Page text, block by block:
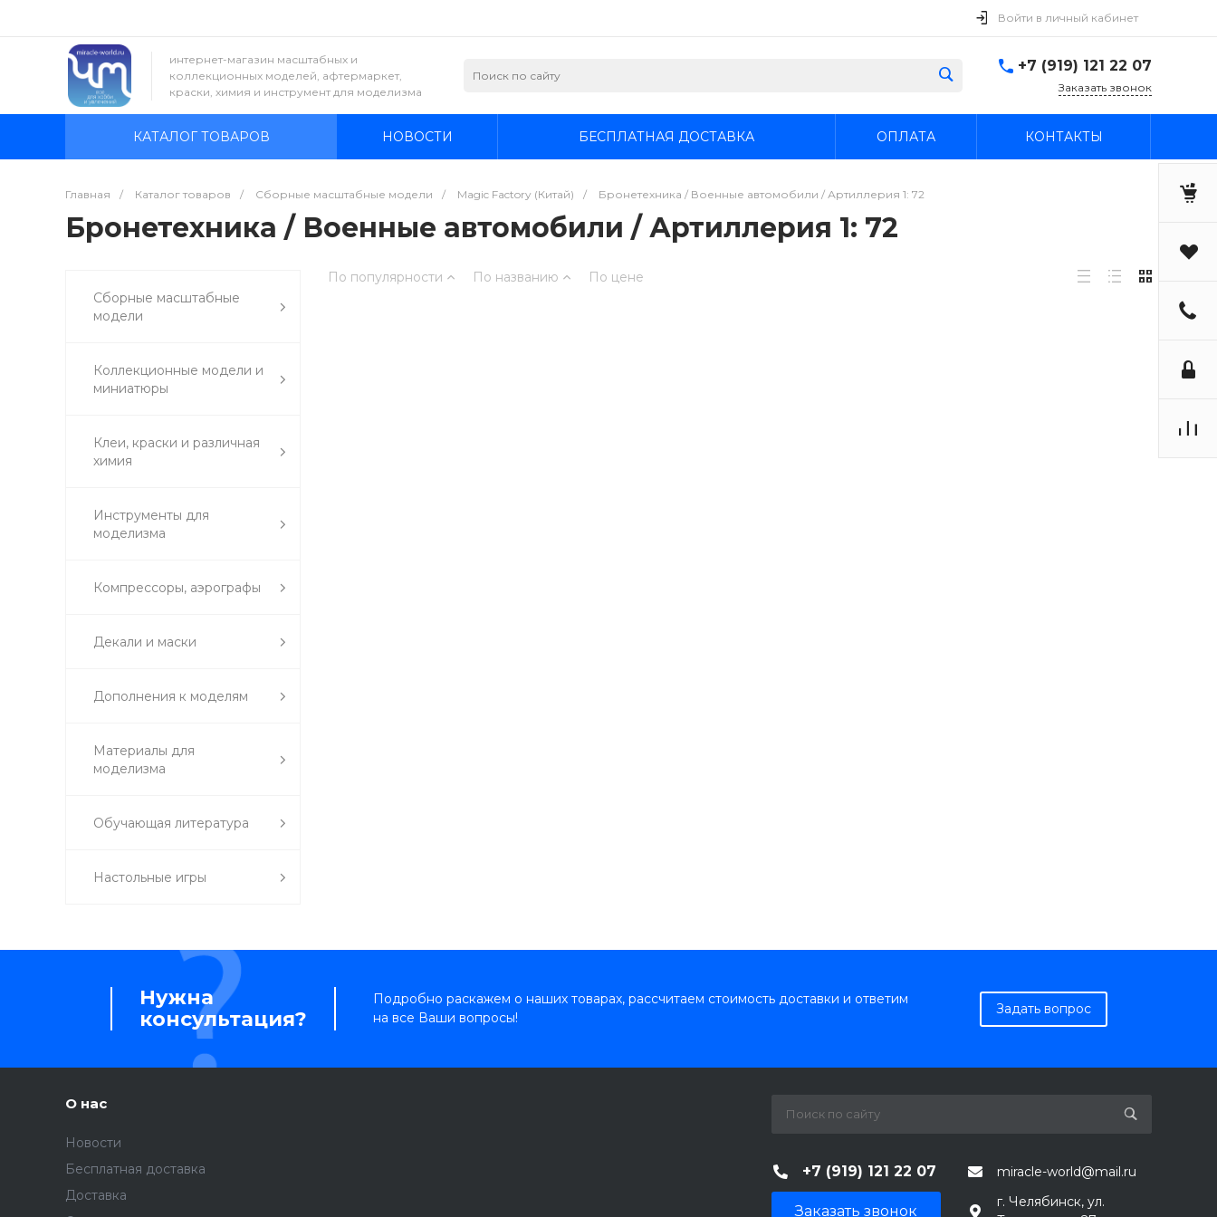
Войти в личный кабинет
интернет-магазин масштабных и
коллекционных моделей, афтермаркет,
краски, химия и инструмент для моделизма
+7 (919) 121 22 07
Заказать звонок
КАТАЛОГ ТОВАРОВ НОВОСТИ БЕСПЛАТНАЯ ДОСТАВКА ОПЛАТА КОНТАКТЫ
Главная / Каталог товаров / Сборные масштабные модели / Magic Factory (Китай) / Бронетехника / Военные автомобили / Артиллерия 1: 72
Бронетехника / Военные автомобили / Артиллерия 1: 72
Сборные масштабные
модели
Коллекционные модели и
миниатюры
Клеи, краски и различная
химия
Инструменты для
моделизма
Компрессоры, аэрографы
Декали и маски
Дополнения к моделям
Материалы для
моделизма
Обучающая литература
Настольные игры
По популярности По названию По цене
Нужна
консультация?
Подробно раскажем о наших товарах, рассчитаем стоимость доставки и ответим
на все Ваши вопросы!
Задать вопрос
О нас
Новости
Бесплатная доставка
Доставка
+7 (919) 121 22 07 miracle-world@mail.ru
Заказать звонок
г. Челябинск, ул.